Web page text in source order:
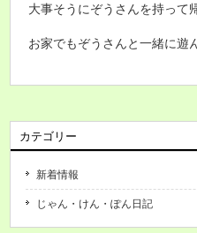
大事そうにぞうさんを持って
お家でもぞうさんと一緒に遊
カテゴリー
新着情報
じゃん・けん・ぽん日記